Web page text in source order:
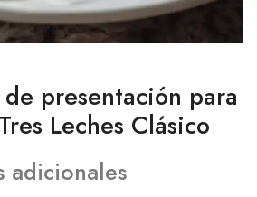
presentación para
Leches Clásico
adicionales